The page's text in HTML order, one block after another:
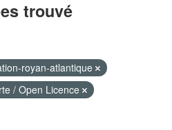
trouvé
royan-atlantique
/ Open Licence